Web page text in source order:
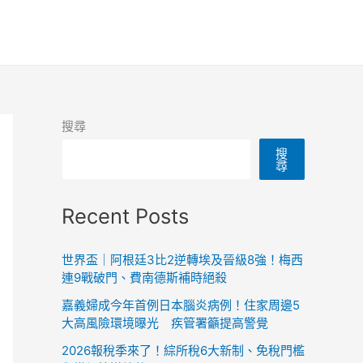
搜尋
搜
尋
Recent Posts
世界盃｜阿根廷3比2逆轉埃及晉級8強！梅西
連9戰破門、費南德斯補時絕殺
嘉義婦成今年首例日本腦炎病例！住家周邊5
大高風險環境曝光 疾管署籲提高警覺
2026報稅季來了！綜所稅6大新制、免稅門檻